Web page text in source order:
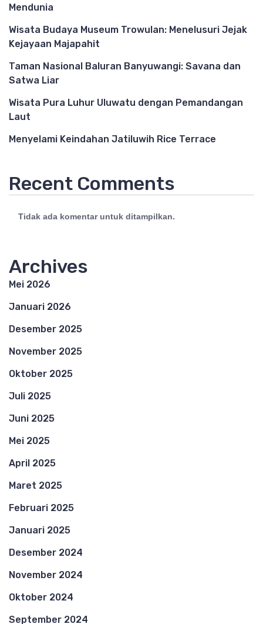
Mendunia
Wisata Budaya Museum Trowulan: Menelusuri Jejak
Kejayaan Majapahit
Taman Nasional Baluran Banyuwangi: Savana dan
Satwa Liar
Wisata Pura Luhur Uluwatu dengan Pemandangan
Laut
Menyelami Keindahan Jatiluwih Rice Terrace
Recent Comments
Tidak ada komentar untuk ditampilkan.
Archives
Mei 2026
Januari 2026
Desember 2025
November 2025
Oktober 2025
Juli 2025
Juni 2025
Mei 2025
April 2025
Maret 2025
Februari 2025
Januari 2025
Desember 2024
November 2024
Oktober 2024
September 2024